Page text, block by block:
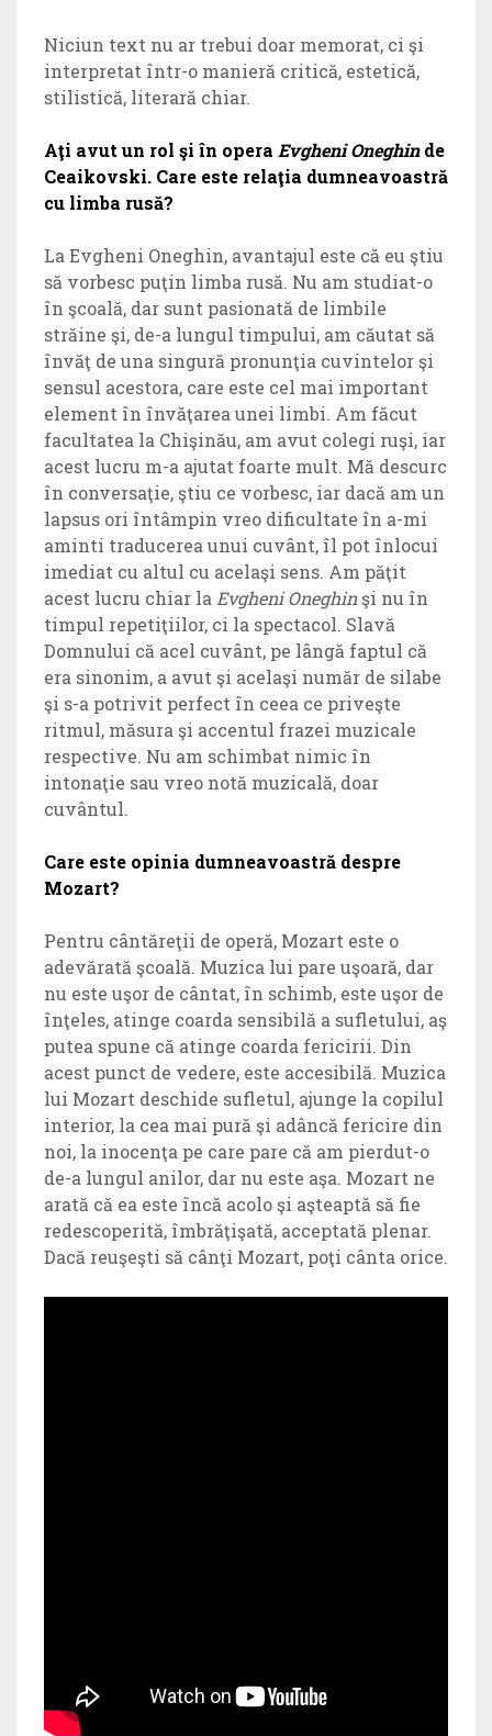
Niciun text nu ar trebui doar memorat, ci şi
interpretat într-o manieră critică, estetică,
stilistică, literară chiar.
Aţi avut un rol şi în opera Evgheni Oneghinde
Ceaikovski. Care este relaţia dumneavoastră
cu limba rusă?
La Evgheni Oneghin, avantajul este că eu ştiu
să vorbesc puţin limba rusă. Nu am studiat-o
în şcoală, dar sunt pasionată de limbile
străine şi, de-a lungul timpului, am căutat să
învăţ de una singură pronunţia cuvintelor şi
sensul acestora, care este cel mai important
element în învăţarea unei limbi. Am făcut
facultatea la Chişinău, am avut colegi ruşi, iar
acest lucru m-a ajutat foarte mult. Mă descurc
în conversaţie, ştiu ce vorbesc, iar dacă am un
lapsus ori întâmpin vreo dificultate în a-mi
aminti traducerea unui cuvânt, îl pot înlocui
imediat cu altul cu acelaşi sens. Am păţit
acest lucru chiar la Evgheni Oneghinşi nu în
timpul repetiţiilor, ci la spectacol. Slavă
Domnului că acel cuvânt, pe lângă faptul că
era sinonim, a avut şi acelaşi număr de silabe
şi s-a potrivit perfect în ceea ce priveşte
ritmul, măsura şi accentul frazei muzicale
respective. Nu am schimbat nimic în
intonaţie sau vreo notă muzicală, doar
cuvântul.
Care este opinia dumneavoastră despre
Mozart?
Pentru cântăreţii de operă, Mozart este o
adevărată şcoală. Muzica lui pare uşoară, dar
nu este uşor de cântat, în schimb, este uşor de
înţeles, atinge coarda sensibilă a sufletului, aş
putea spune că atinge coarda fericirii. Din
acest punct de vedere, este accesibilă. Muzica
lui Mozart deschide sufletul, ajunge la copilul
interior, la cea mai pură şi adâncă fericire din
noi, la inocenţa pe care pare că am pierdut-o
de-a lungul anilor, dar nu este aşa. Mozart ne
arată că ea este încă acolo şi aşteaptă să fie
redescoperită, îmbrăţişată, acceptată plenar.
Dacă reuşeşti să cânţi Mozart, poţi cânta orice.